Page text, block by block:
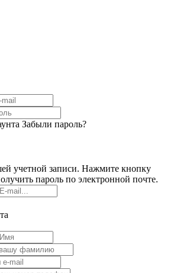
Забыли пароль?
учетной записи. Нажмите кнопку
пароль по электронной почте.